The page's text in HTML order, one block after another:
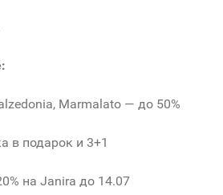
Marmalato — до 50%
в подарок и 3+1
на Janira до 14.07